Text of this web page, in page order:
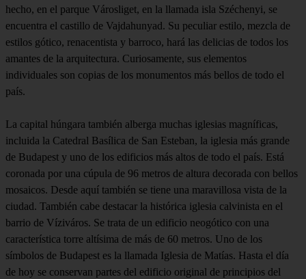
hecho, en el parque Városliget, en la llamada isla Széchenyi, se
encuentra el castillo de Vajdahunyad. Su peculiar estilo, mezcla de
estilos gótico, renacentista y barroco, hará las delicias de todos los
amantes de la arquitectura. Curiosamente, sus elementos
individuales son copias de los monumentos más bellos de todo el
país.
La capital húngara también alberga muchas iglesias magníficas,
incluida la Catedral Basílica de San Esteban, la iglesia más grande
de Budapest y uno de los edificios más altos de todo el país. Está
coronada por una cúpula de 96 metros de altura decorada con bellos
mosaicos. Desde aquí también se tiene una maravillosa vista de la
ciudad. También cabe destacar la histórica iglesia calvinista en el
barrio de Víziváros. Se trata de un edificio neogótico con una
característica torre altísima de más de 60 metros. Uno de los
símbolos de Budapest es la llamada Iglesia de Matías. Hasta el día
de hoy se conservan partes del edificio original de principios del